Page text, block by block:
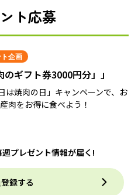
ト応募
企画
のギフト券3000円分」」
は焼肉の日」キャンペーンで、お
肉をお得に食べよう！
プレゼント情報が届く!
録する